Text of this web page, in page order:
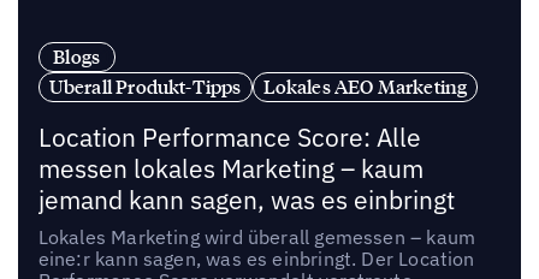
Blogs
Uberall Produkt-Tipps
Lokales AEO Marketing
Location Performance Score: Alle
messen lokales Marketing – kaum
jemand kann sagen, was es einbringt
Lokales Marketing wird überall gemessen – kaum
eine:r kann sagen, was es einbringt. Der Location